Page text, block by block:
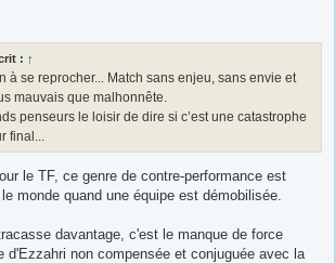
: ↑
à se reprocher... Match sans enjeu, sans envie et
mauvais que malhonnête.
penseurs le loisir de dire si c’est une catastrophe
final...
le TF, ce genre de contre-performance est
monde quand une équipe est démobilisée.
davantage, c'est le manque de force
d'Ezzahri non compensée et conjuguée avec la